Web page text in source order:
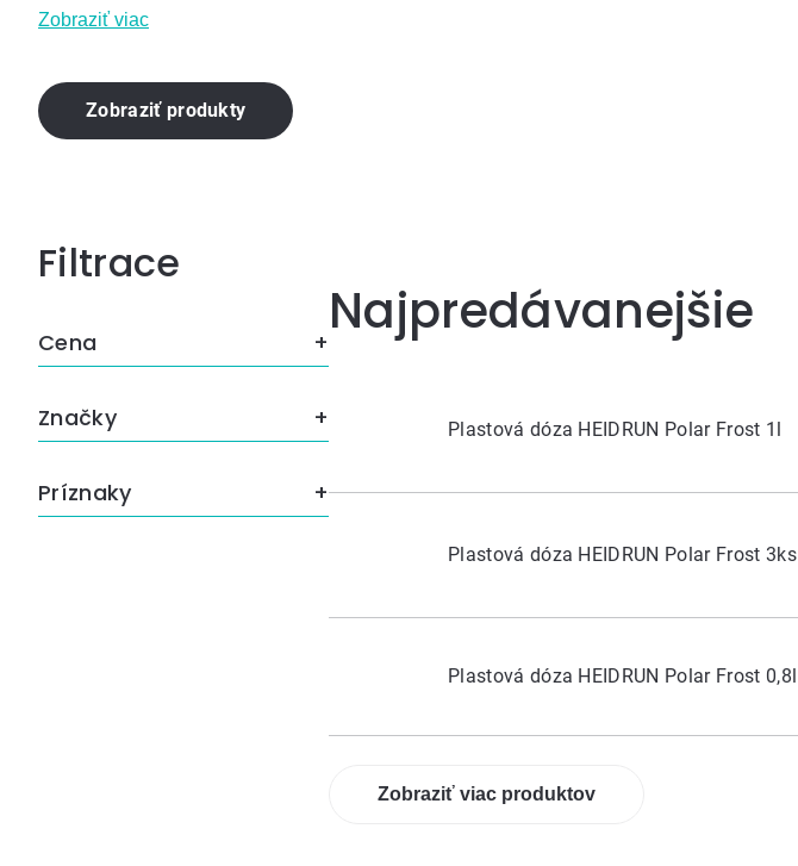
Zobraziť viac
Zobraziť produkty
Bočný
panel
Cena
Príznaky
Značky
Najpredávanejšie
Plastová dóza HEIDRUN Polar Frost 1l
Plastová dóza HEIDRUN Polar Frost 3ks
Plastová dóza HEIDRUN Polar Frost 0,8l
Zobraziť viac produktov